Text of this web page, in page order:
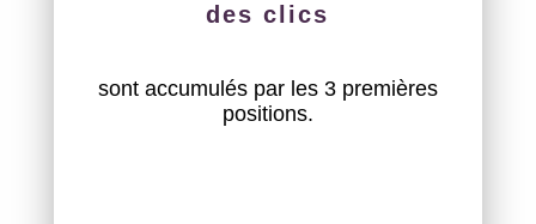
des clics
sont accumulés par les 3 premières
positions.